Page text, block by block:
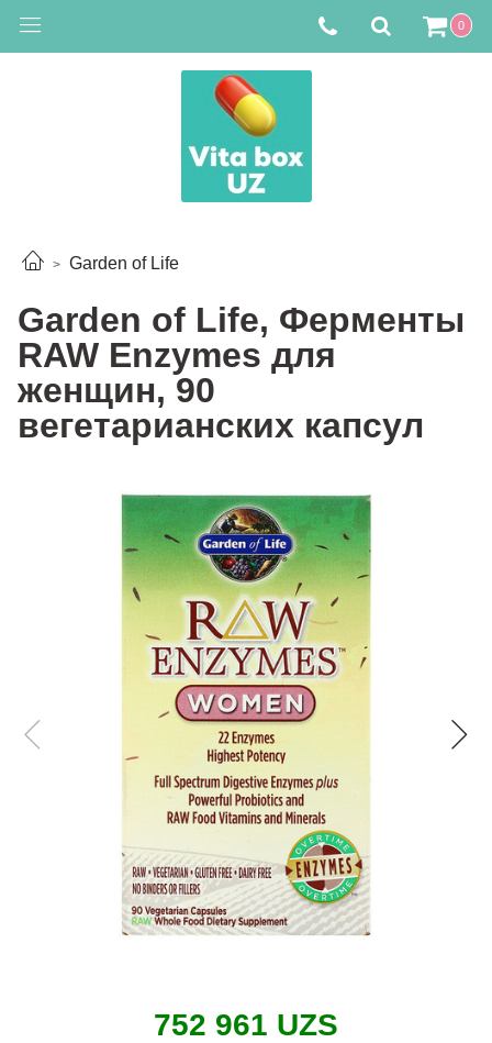
0
Garden of Life
Garden of Life, Ферменты
RAW Enzymes для
женщин, 90
вегетарианских капсул
752 961 UZS